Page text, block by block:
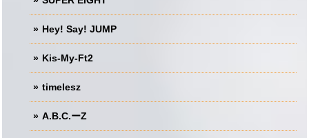
Hey! Say! JUMP
Kis-My-Ft2
timelesz
A.B.C.ーZ